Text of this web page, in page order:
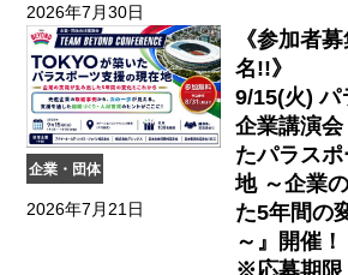
2026年7月30日
企業・団体
《参加者
名!!》
9/15(火) パ
企業講演
たパラス
地 ～企業
た5年間の
～』開催！
※応募期限
2026年7月21日